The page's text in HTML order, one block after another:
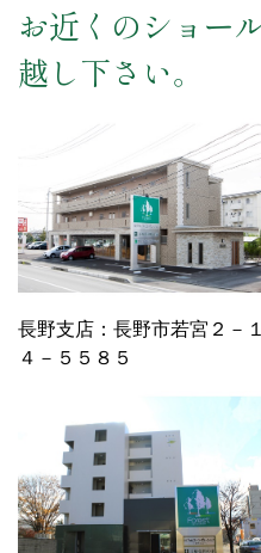
お近くのショー
越し下さい。
長野支店：長野市若宮２－
４－５５８５